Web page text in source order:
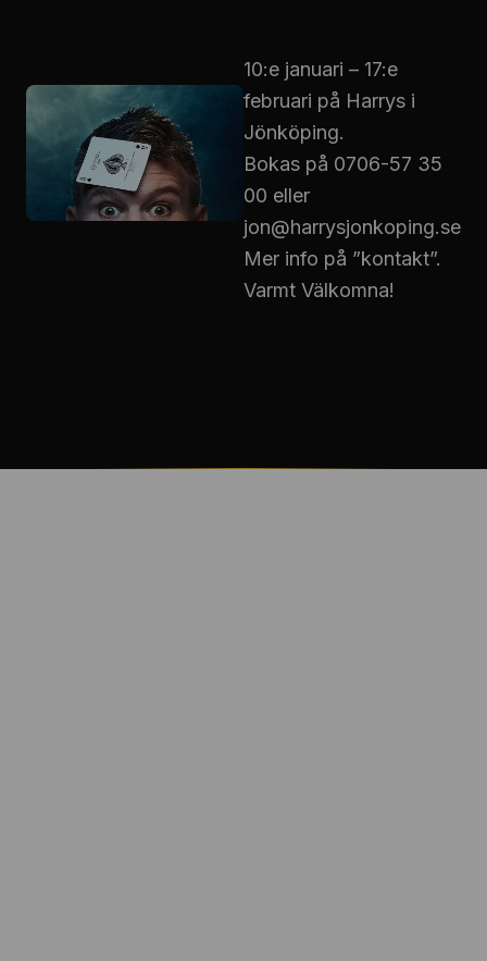
10:e januari – 17:e
februari på Harrys i
Jönköping.
Bokas på 0706-57 35
00 eller
jon@harrysjonkoping.se
Mer info på ”kontakt”.
Varmt Välkomna!